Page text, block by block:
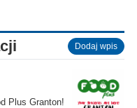
Dodaj wpis
Plus Granton!